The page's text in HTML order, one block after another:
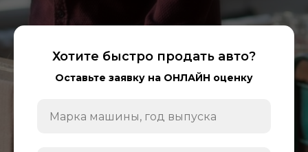
Хотите быстро продать авто?
Оставьте заявку на ОНЛАЙН оценку